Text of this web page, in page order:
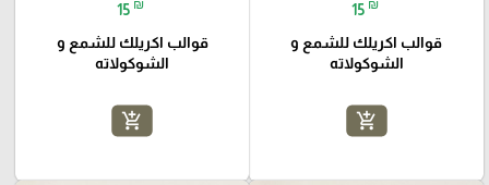
15 ₪
قوالب اكريلك للشمع و
الشوكولاته
add_shopping_cart
15 ₪
قوالب اكريلك للشمع و
الشوكولاته
add_shopping_cart